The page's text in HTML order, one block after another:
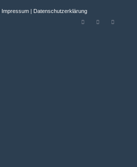
Impressum| Datenschutzerklärung